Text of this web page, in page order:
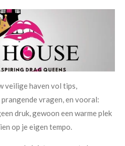
veilige haven vol tips,
vragen, en vooral:
druk, gewoon een warme plek
op je eigen tempo.